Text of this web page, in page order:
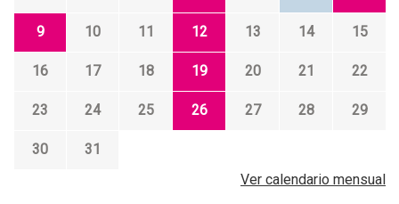
9 10 11 12 13 14 15
16 17 18 19 20 21 22
23 24 25 26 27 28 29
30
31
Ver calendario mensual